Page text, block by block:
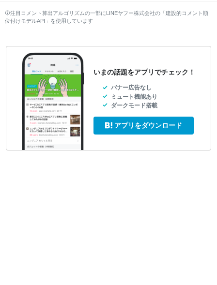
注目コメント算出アルゴリズムの一部にLINEヤフー株式会社の「建設的コメント順
位付けモデルAPI」を使用しています
いまの話題をアプリでチェック！
バナー広告なし
ミュート機能あり
ダークモード搭載
アプリをダウンロード